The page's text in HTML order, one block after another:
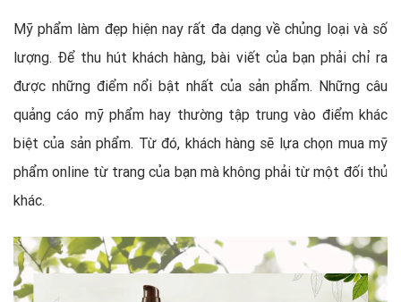
Mỹ phẩm làm đẹp hiện nay rất đa dạng về chủng loại và số
lượng. Để thu hút khách hàng, bài viết của bạn phải chỉ ra
được những điểm nổi bật nhất của sản phẩm. Những câu
quảng cáo mỹ phẩm hay thường tập trung vào điểm khác
biệt của sản phẩm. Từ đó, khách hàng sẽ lựa chọn mua mỹ
phẩm online từ trang của bạn mà không phải từ một đối thủ
khác.